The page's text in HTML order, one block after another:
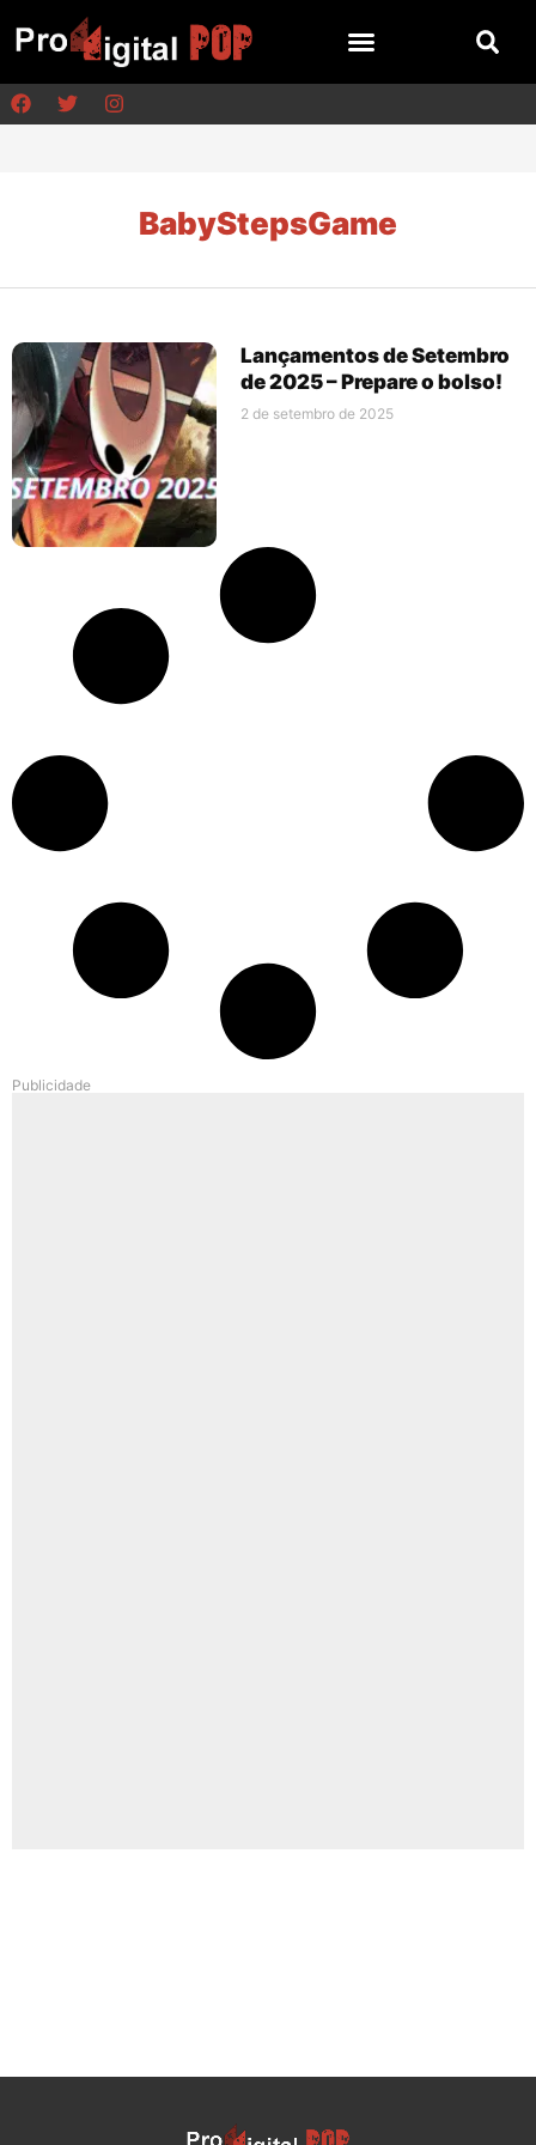
BabyStepsGame
Lançamentos de Setembro
de 2025 – Prepare o bolso!
2 de setembro de 2025
Publicidade